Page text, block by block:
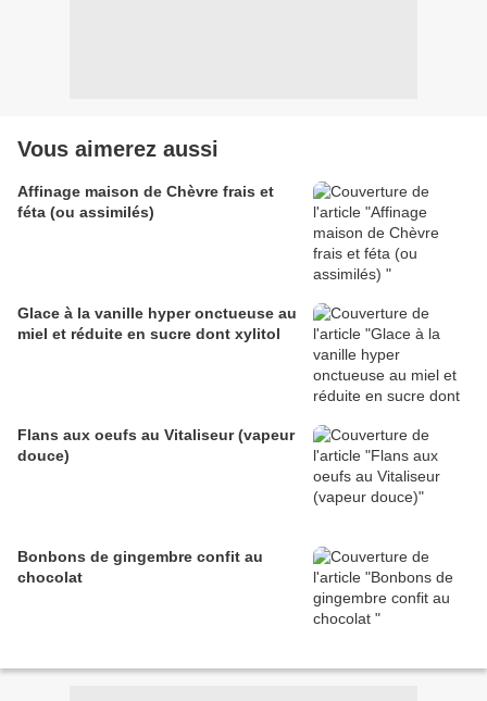
Vous aimerez aussi
Affinage maison de Chèvre frais et
féta (ou assimilés)
Glace à la vanille hyper onctueuse au
miel et réduite en sucre dont xylitol
Flans aux oeufs au Vitaliseur (vapeur
douce)
Bonbons de gingembre confit au
chocolat